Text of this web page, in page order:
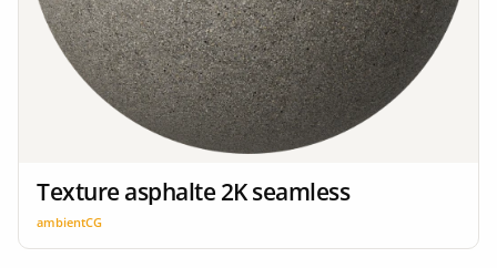
Texture asphalte 2K seamless
ambientCG